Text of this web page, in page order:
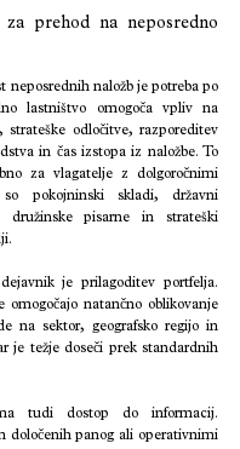
za prehod na neposredno
neposrednih naložb je potreba po
lastništvo omogoča vpliv na
strateške odločitve, razporeditev
in čas izstopa iz naložbe. To
za vlagatelje z dolgoročnimi
pokojninski skladi, državni
družinske pisarne in strateški
je prilagoditev portfelja.
omogočajo natančno oblikovanje
na sektor, geografsko regijo in
je težje doseči prek standardnih
tudi dostop do informacij.
določenih panog ali operativnimi